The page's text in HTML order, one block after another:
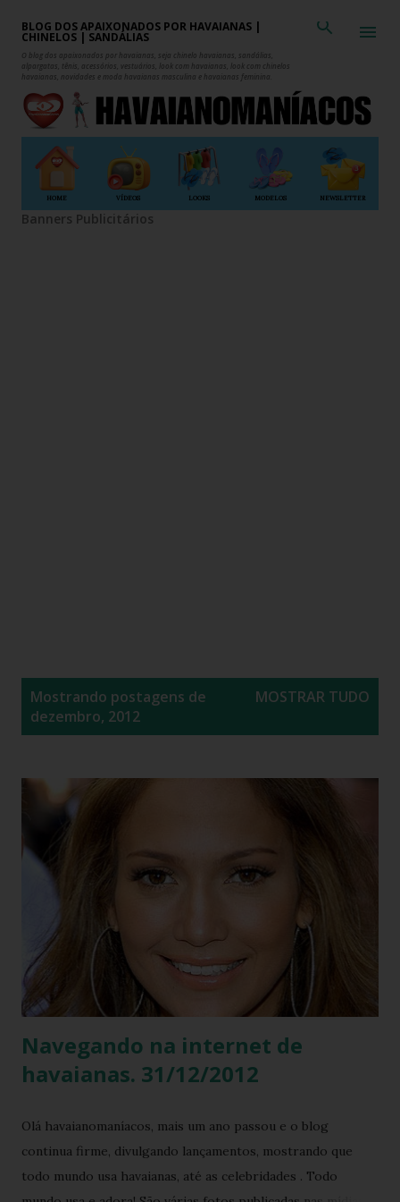
Pular para o conteúdo principal
BLOG DOS APAIXONADOS POR HAVAIANAS |
CHINELOS | SANDÁLIAS
O blog dos apaixonados por havaianas, seja chinelo havaianas, sandálias,
alpargatas, tênis, acessórios, vestuários, look com havaianas, look com chinelos
havaianas, novidades e moda havaianas masculina e havaianas feminina.
HOME VÍDEOS LOOKS MODELOS NEWSLETTER
Banners Publicitários
Mostrando postagens de
dezembro, 2012
MOSTRAR TUDO
Navegando na internet de
havaianas. 31/12/2012
Olá havaianomaníacos, mais um ano passou e o blog
continua firme, divulgando lançamentos, mostrando que
todo mundo usa havaianas, até as celebridades . Todo